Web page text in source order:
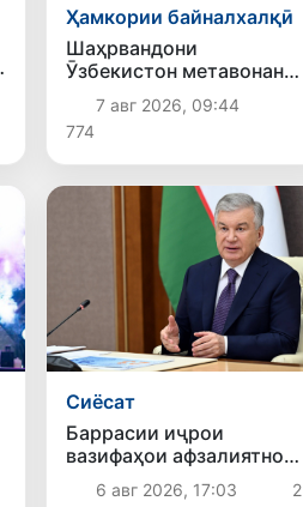
Ҳамкории байналхалқӣ
Шаҳрвандони
Ӯзбекистон метавонанд
дар доираи барномаи H-
2A ба корҳои мавсимии
кишоварзӣ дар ИМА
сафарбар шаванд
7 авг 2026, 09:44
774
Сиёсат
Баррасии иҷрои
вазифаҳои афзалиятнок
дар соҳаи энергетика
6 авг 2026, 17:03
2